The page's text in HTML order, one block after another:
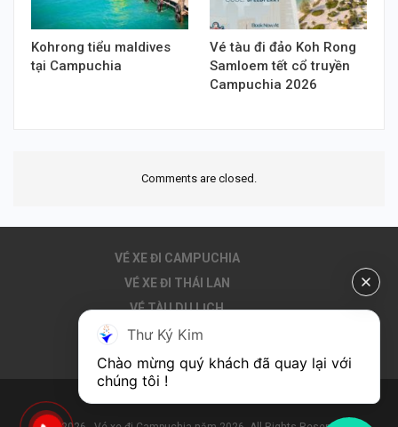
Kohrong tiểu maldives
tại Campuchia
Vé tàu đi đảo Koh Rong
Samloem tết cổ truyền
Campuchia 2026
Comments are closed.
VÉ XE ĐI CAMPUCHIA
VÉ XE ĐI THÁI LAN
VÉ TÀU DU LỊCH
THUÊ XE ĐI CAMPUCHIA
DU LỊCH CAMPUCHIA
Thư Ký Kim
Chào mừng quý khách đã quay lại với
chúng tôi !